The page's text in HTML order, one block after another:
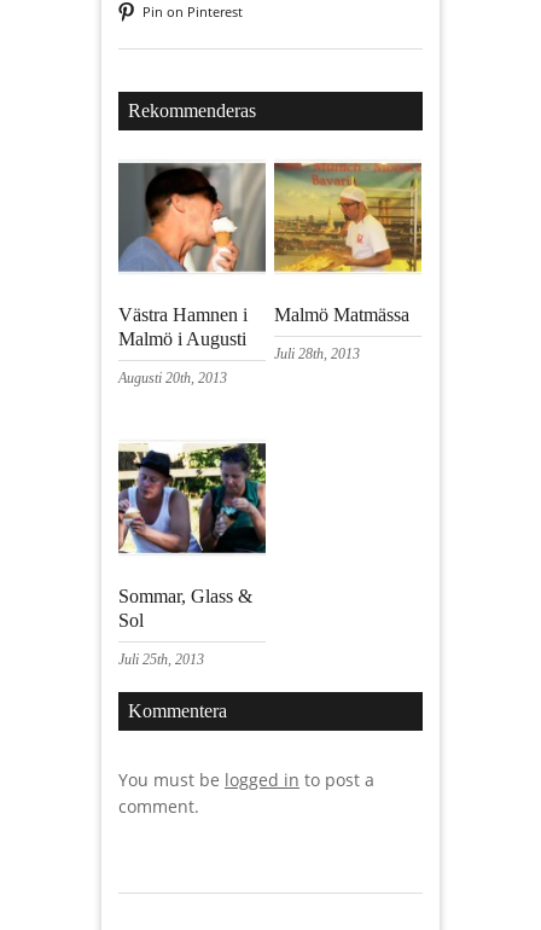
Pin on Pinterest
Rekommenderas
Västra Hamnen i
Malmö i Augusti
Augusti 20th, 2013
Malmö Matmässa
Juli 28th, 2013
Sommar, Glass &
Sol
Juli 25th, 2013
Kommentera
You must be logged in to post a
comment.